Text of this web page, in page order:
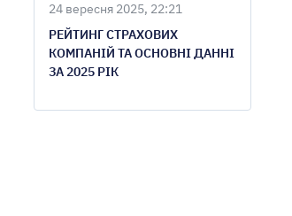
24 вересня 2025, 22:21
РЕЙТИНГ СТРАХОВИХ
КОМПАНІЙ ТА ОСНОВНІ ДАННІ
ЗА 2025 РІК